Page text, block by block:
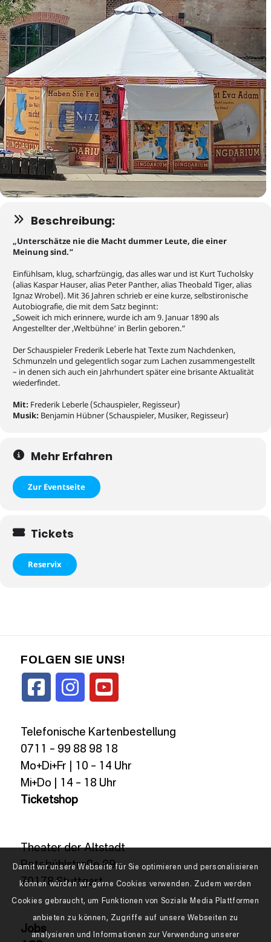
Beschreibung:
„Unterschätze nie die Macht dummer Leute, die einer
Meinung sind.“
Einfühlsam, klug, scharfzüngig, das alles war und ist Kurt Tucholsky
(alias Kaspar Hauser, alias Peter Panther, alias Theobald Tiger, alias
Ignaz Wrobel). Mit 36 Jahren schrieb er eine kurze, selbstironische
Autobiografie, die mit dem Satz beginnt:
„Soweit ich mich erinnere, wurde ich am 9. Januar 1890 als
Angestellter der ‚Weltbühne‘ in Berlin geboren.“
Der Schauspieler Frederik Leberle hat Texte zum Nachdenken,
Schmunzeln und gelegentlich sogar zum Lachen zusammengestellt
– in denen sich auch ein Jahrhundert später eine brisante Aktualität
wiederfindet.
Mit: Frederik Leberle (Schauspieler, Regisseur)
Musik: Benjamin Hübner (Schauspieler, Musiker, Regisseur)
Mehr Erfahren
Zur Eventseite
Tickets
Reservix
FOLGEN SIE UNS!
Telefonische Kartenbestellung
0711 – 99 88 98 18
Mo+Di+Fr | 10 – 14 Uhr
Mi+Do | 14 – 18 Uhr
Ticketshop
Theater der Altstadt
Rotebühlstraße 89
70178 Stuttgart
Jobs
Damit wir unsere Webseite für Sie optimieren und personalisieren
können würden wir gerne Cookies verwenden. Zudem werden
Cookies gebraucht, um Funktionen von Soziale Media Plattformen
anbieten zu können, Zugriffe auf unsere Webseiten zu
analysieren und Informationen zur Verwendung unserer